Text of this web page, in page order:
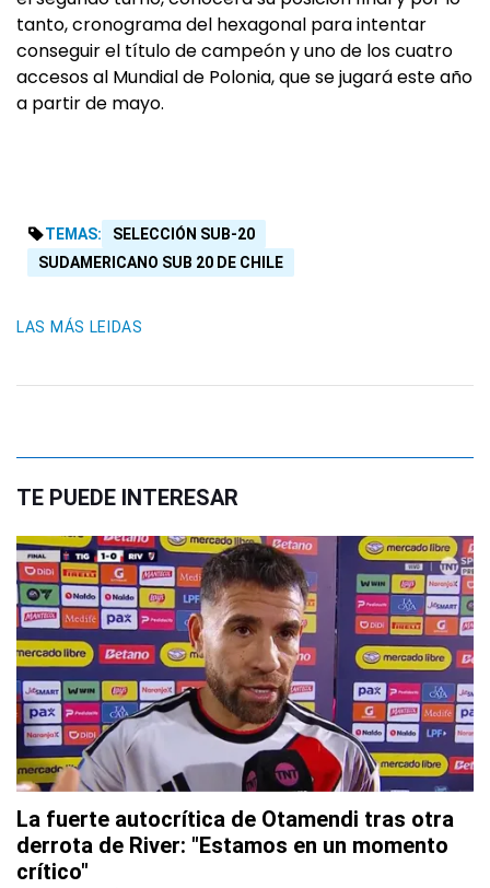
tanto, cronograma del hexagonal para intentar
conseguir el título de campeón y uno de los cuatro
accesos al Mundial de Polonia, que se jugará este año
a partir de mayo.
TEMAS:
SELECCIÓN SUB-20
SUDAMERICANO SUB 20 DE CHILE
LAS MÁS LEIDAS
TE PUEDE INTERESAR
La fuerte autocrítica de Otamendi tras otra
derrota de River: "Estamos en un momento
crítico"